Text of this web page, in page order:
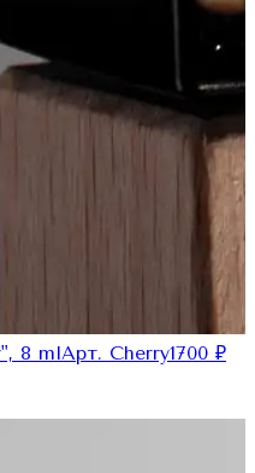
8 mlАрт. Cherry1700 ₽